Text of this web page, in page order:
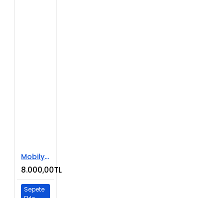
Mobilya Satışı E-Ticaret Web Sitesi
8.000,00TL
Sepete